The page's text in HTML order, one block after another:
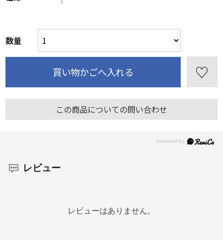
この商品についての問い合わせ
数量
レビュー
レビューはありません。